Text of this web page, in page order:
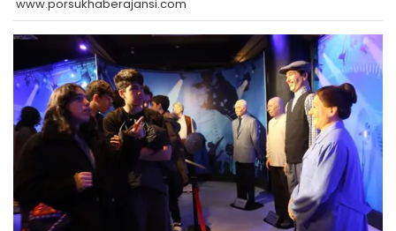
www.porsukhaberajansi.com